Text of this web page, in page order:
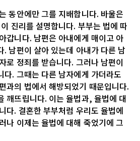
동안에만 그를 지배합니다. 바울은
진리를 설명합니다. 부부는 법에 따
갑니다. 남편은 아내에게 매이고 아
. 남편이 살아 있는데 아내가 다른 남
로 정죄를 받습니다. 그러나 남편이
다. 그때는 다른 남자에게 가더라도
과의 법에서 해방되었기 때문입니다.
깨뜨립니다. 이는 율법과, 율법에 대
다. 결혼한 부부처럼 우리도 율법에
나 이제는 율법에 대해 죽었기에 그